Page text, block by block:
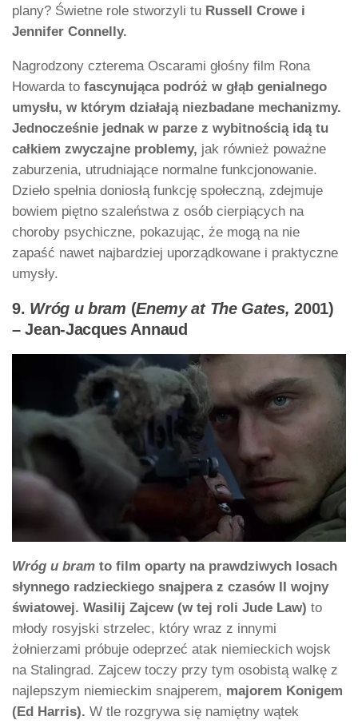
plany? Świetne role stworzyli tu Russell Crowe i
Jennifer Connelly.
Nagrodzony czterema Oscarami głośny film Rona
Howarda to fascynująca podróż w głąb genialnego
umysłu, w którym działają niezbadane mechanizmy.
Jednocześnie jednak w parze z wybitnością idą tu
całkiem zwyczajne problemy, jak również poważne
zaburzenia, utrudniające normalne funkcjonowanie.
Dzieło spełnia doniosłą funkcję społeczną, zdejmuje
bowiem piętno szaleństwa z osób cierpiących na
choroby psychiczne, pokazując, że mogą na nie
zapaść nawet najbardziej uporządkowane i praktyczne
umysły.
9. Wróg u bram (Enemy at The Gates, 2001)
– Jean-Jacques Annaud
Wróg u bram to film oparty na prawdziwych losach
słynnego radzieckiego snajpera z czasów II wojny
światowej. Wasilij Zajcew (w tej roli Jude Law) to
młody rosyjski strzelec, który wraz z innymi
żołnierzami próbuje odeprzeć atak niemieckich wojsk
na Stalingrad. Zajcew toczy przy tym osobistą walkę z
najlepszym niemieckim snajperem, majorem Konigem
(Ed Harris). W tle rozgrywa się namiętny wątek